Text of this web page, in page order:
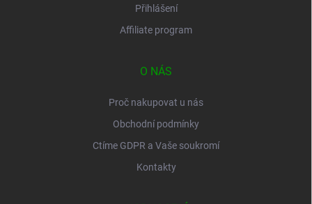
Přihlášení
Affiliate program
O NÁS
Proč nakupovat u nás
Obchodní podmínky
Ctíme GDPR a Vaše soukromí
Kontakty